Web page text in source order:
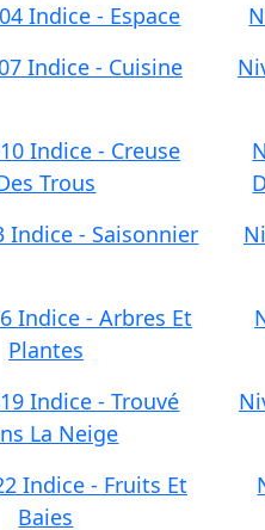
Indice - Espace
Indice - Cuisine
Indice - Creuse
Trous
Indice - Saisonnier
Indice - Arbres Et
Plantes
Indice - Trouvé
La Neige
Indice - Fruits Et
Baies